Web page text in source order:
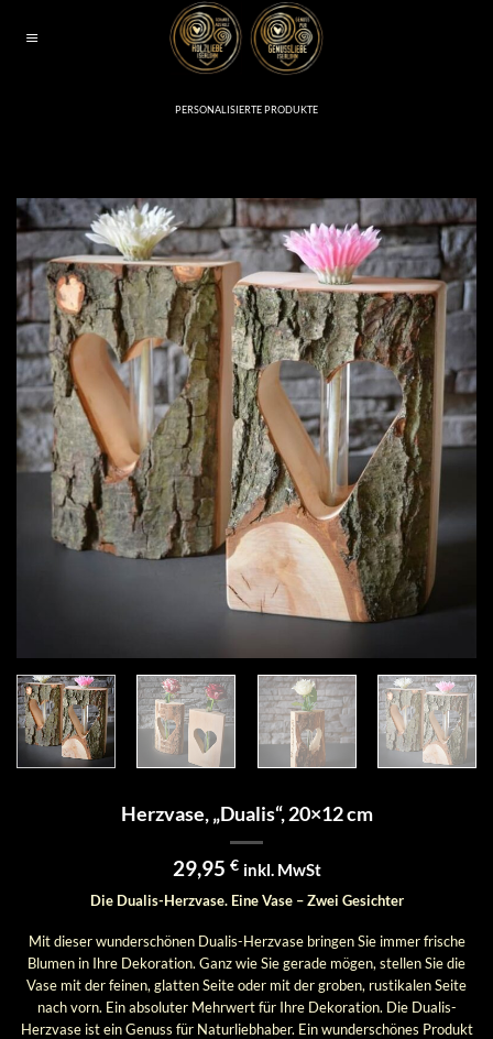
Inhalt
PERSONALISIERTE PRODUKTE
Herzvase, „Dualis“, 20×12 cm
29,95 € inkl. MwSt
Die Dualis-Herzvase. Eine Vase – Zwei Gesichter
Mit dieser wunderschönen Dualis-Herzvase bringen Sie immer frische
Blumen in Ihre Dekoration. Ganz wie Sie gerade mögen, stellen Sie die
Vase mit der feinen, glatten Seite oder mit der groben, rustikalen Seite
nach vorn. Ein absoluter Mehrwert für Ihre Dekoration. Die Dualis-
Herzvase ist ein Genuss für Naturliebhaber. Ein wunderschönes Produkt